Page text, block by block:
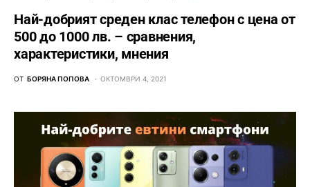
Най-добрият среден клас телефон с цена от
500 до 1000 лв. – сравнения,
характеристики, мнения
ОТ БОРЯНА ПОПОВА ОКТОМВРИ 4, 2021